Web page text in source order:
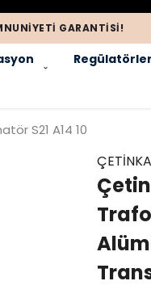
GARANTISI!
Regülatörler
S21 A14 10